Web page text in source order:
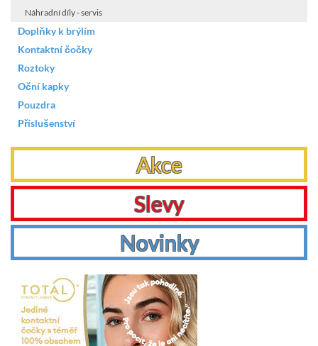
Náhradní díly - servis
Doplňky k brýlím
Kontaktní čočky
Roztoky
Oční kapky
Pouzdra
Příslušenství
Akce
Slevy
Novinky